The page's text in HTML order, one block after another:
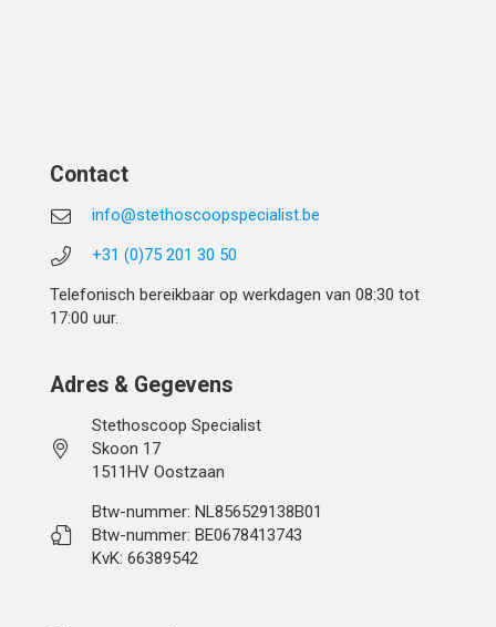
Contact
info@stethoscoopspecialist.be
+31 (0)75 201 30 50
Telefonisch bereikbaar op werkdagen van 08:30 tot
17:00 uur.
Adres & Gegevens
Stethoscoop Specialist
Skoon 17
1511HV Oostzaan
Btw-nummer: NL856529138B01
Btw-nummer: BE0678413743
KvK: 66389542